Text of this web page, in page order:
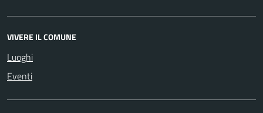
VIVERE IL COMUNE
Luoghi
Eventi